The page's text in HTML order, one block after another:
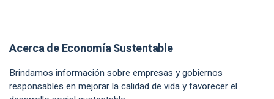
Acerca de Economía Sustentable
Brindamos información sobre empresas y gobiernos
responsables en mejorar la calidad de vida y favorecer el